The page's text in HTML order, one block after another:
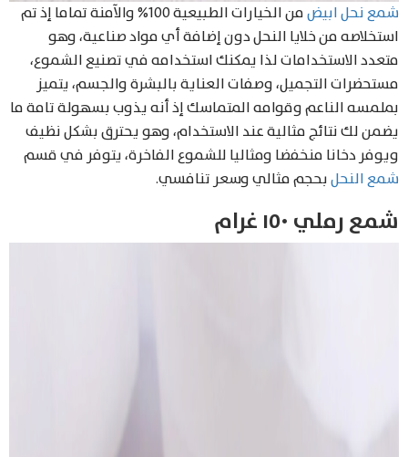
شمع نحل ابيض
من الخيارات الطبيعية 100% والآمنة تماما إذ تم
استخلاصه من خلايا النحل دون إضافة أي مواد صناعية، وهو
متعدد الاستخدامات لذا يمكنك استخدامه في تصنيع الشموع،
مستحضرات التجميل، وصفات العناية بالبشرة والجسم، يتميز
بملمسه الناعم وقوامه المتماسك إذ أنه يذوب بسهولة تامة ما
يضمن لك نتائج مثالية عند الاستخدام، وهو يحترق بشكل نظيف
ويوفر دخانا منخفضا ومثاليا للشموع الفاخرة، يتوفر في قسم
شمع النحلبحجم مثالي وسعر تنافسي.
شمع رملي ١٥٠ غرام